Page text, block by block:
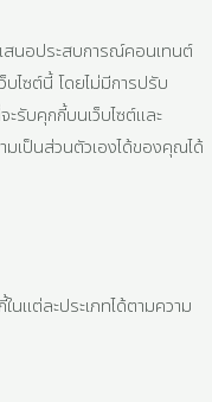
สนอประสบการณ์คอนเทนต์
ไซต์นี้ โดยไม่มีการปรับ
รับคุกกี้บนเว็บไซต์และ
มเป็นส่วนตัวเองได้ของคุณได้
แต่ละประเภทได้ตามความ